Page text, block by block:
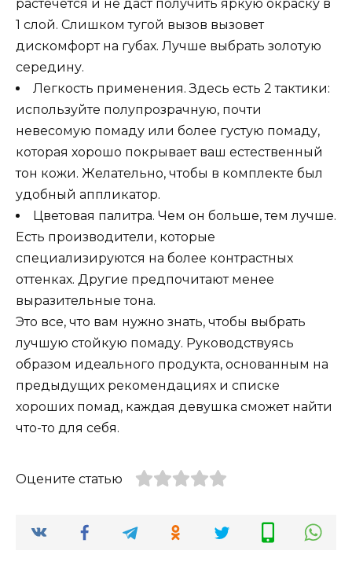
растечется и не даст получить яркую окраску в
1 слой. Слишком тугой вызов вызовет
дискомфорт на губах. Лучше выбрать золотую
середину.
Легкость применения. Здесь есть 2 тактики:
используйте полупрозрачную, почти
невесомую помаду или более густую помаду,
которая хорошо покрывает ваш естественный
тон кожи. Желательно, чтобы в комплекте был
удобный аппликатор.
Цветовая палитра. Чем он больше, тем лучше.
Есть производители, которые
специализируются на более контрастных
оттенках. Другие предпочитают менее
выразительные тона.
Это все, что вам нужно знать, чтобы выбрать
лучшую стойкую помаду. Руководствуясь
образом идеального продукта, основанным на
предыдущих рекомендациях и списке
хороших помад, каждая девушка сможет найти
что-то для себя.
Оцените статью